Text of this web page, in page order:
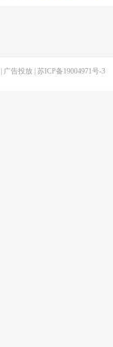
广告投放| 苏ICP备19004971号-3